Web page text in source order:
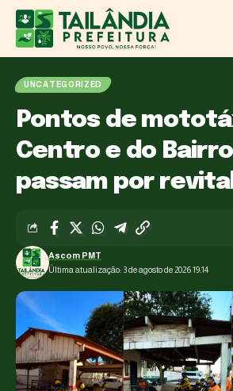
UNCATEGORIZED
Pontos de
Centro e do
passam por
Última atualização: 3 de agosto de 2026 19:14
Ascom PMT